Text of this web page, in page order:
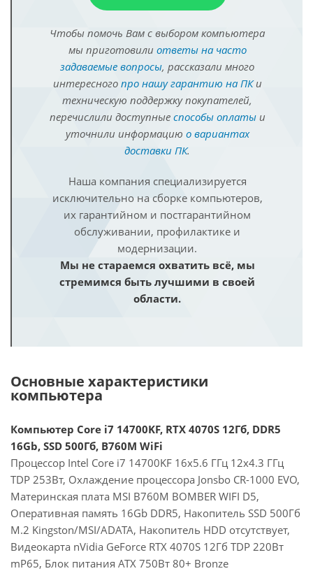
Чтобы помочь Вам с выбором компьютера
мы приготовили ответы на часто
задаваемые вопросы, рассказали много
интересного про нашу гарантию на ПКи
техническую поддержку покупателей,
перечислили доступные способы оплатыи
уточнили информацию о вариантах
доставки ПК.
Наша компания специализируется
исключительно на сборке компьютеров,
их гарантийном и постгарантийном
обслуживании, профилактике и
модернизации.
Мы не стараемся охватить всё, мы
стремимся быть лучшими в своей
области.
Основные характеристики
компьютера
Компьютер Core i7 14700KF, RTX 4070S 12Гб, DDR5
16Gb, SSD 500Гб, B760M WiFi
Процессор Intel Core i7 14700KF 16x5.6 ГГц 12x4.3 ГГц
TDP 253Вт, Охлаждение процессора Jonsbo CR-1000 EVO,
Материнская плата MSI B760M BOMBER WIFI D5,
Оперативная память 16Gb DDR5, Накопитель SSD 500Гб
M.2 Kingston/MSI/ADATA, Накопитель HDD отсутствует,
Видеокарта nVidia GeForce RTX 4070S 12Гб TDP 220Вт
mP65, Блок питания ATX 750Вт 80+ Bronze